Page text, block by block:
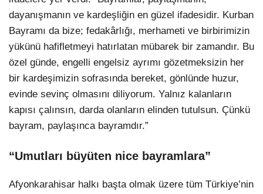
dayanışmanın ve kardeşliğin en güzel ifadesidir. Kurban
Bayramı da bize; fedakârlığı, merhameti ve birbirimizin
yükünü hafifletmeyi hatırlatan mübarek bir zamandır. Bu
özel günde, engelli engelsiz ayrımı gözetmeksizin her
bir kardeşimizin sofrasında bereket, gönlünde huzur,
evinde sevinç olmasını diliyorum. Yalnız kalanların
kapısı çalınsın, darda olanların elinden tutulsun. Çünkü
bayram, paylaşınca bayramdır.”
“Umutları büyüten nice bayramlara”
Afyonkarahisar halkı başta olmak üzere tüm Türkiye’nin